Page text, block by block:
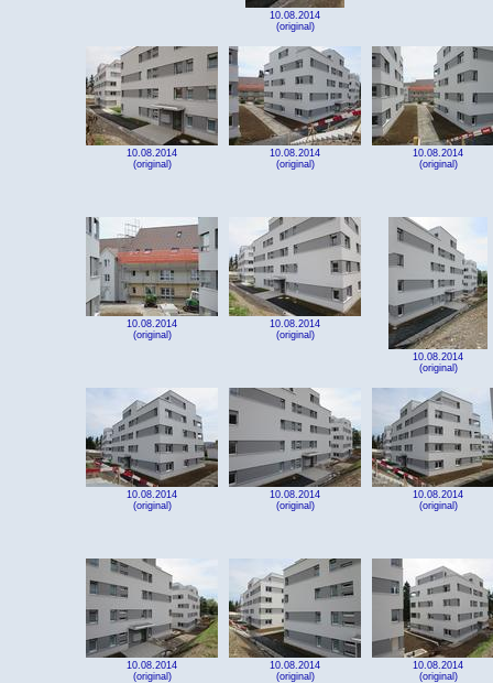
10.08.2014
(original)
10.08.2014
(original)
10.08.2014
(original)
10.08.2014
(original)
10.08.2014
(original)
10.08.2014
(original)
10.08.2014
(original)
10.08.2014
(original)
10.08.2014
(original)
10.08.2014
(original)
10.08.2014
(original)
10.08.2014
(original)
10.08.2014
(original)